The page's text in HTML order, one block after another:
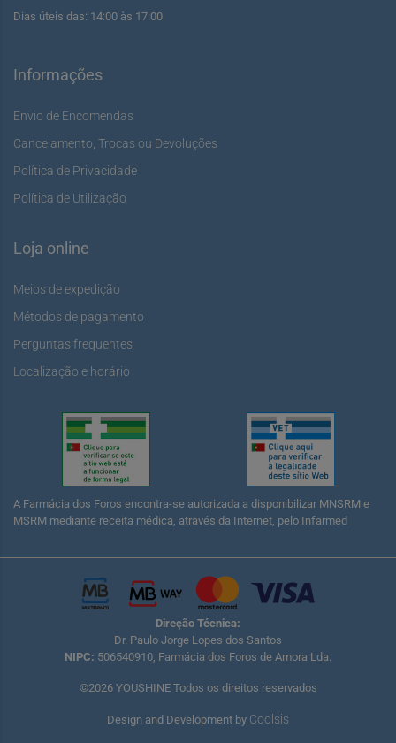
Dias úteis das: 14:00 às 17:00
Informações
Envio de Encomendas
Cancelamento, Trocas ou Devoluções
Política de Privacidade
Política de Utilização
Loja online
Meios de expedição
Métodos de pagamento
Perguntas frequentes
Localização e horário
A Farmácia dos Foros encontra-se autorizada a disponibilizar MNSRM e
MSRM mediante receita médica, através da Internet, pelo Infarmed
Direção Técnica:
Dr. Paulo Jorge Lopes dos Santos
NIPC: 506540910, Farmácia dos Foros de Amora Lda.
©2026 YOUSHINE Todos os direitos reservados
Design and Development by Coolsis